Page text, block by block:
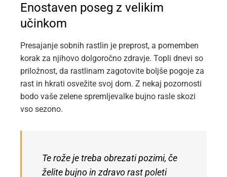
Enostaven poseg z velikim
učinkom
Presajanje sobnih rastlin je preprost, a pomemben
korak za njihovo dolgoročno zdravje. Topli dnevi so
priložnost, da rastlinam zagotovite boljše pogoje za
rast in hkrati osvežite svoj dom. Z nekaj pozornosti
bodo vaše zelene spremljevalke bujno rasle skozi
vso sezono.
Te rože je treba obrezati pozimi, če
želite bujno in zdravo rast poleti